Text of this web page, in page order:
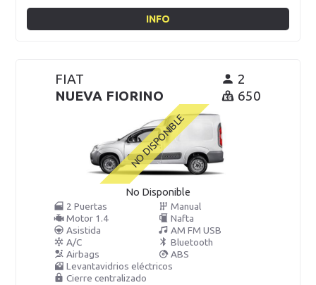
INFO
FIAT
NUEVA FIORINO
2
650
No Disponible
2 Puertas
Manual
Motor 1.4
Nafta
Asistida
AM FM USB
A/C
Bluetooth
Airbags
ABS
Levantavidrios eléctricos
Cierre centralizado